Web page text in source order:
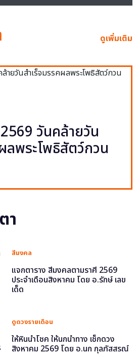
ดูเพิ่มเติม
วันคล้ายวัน
ลพระโพธิสัตว์กวน
า
สีมงคล
แจกตาราง สีมงคลตามราศี 2569
ประจำเดือนสิงหาคม โดย อ.รักษ์ เลข
เด็ด
ดูดวงรายเดือน
ให้หินนำโชค ให้นกนำทาง เช็กดวง
สิงหาคม 2569 โดย อ.นก กุลภัสสรณ์